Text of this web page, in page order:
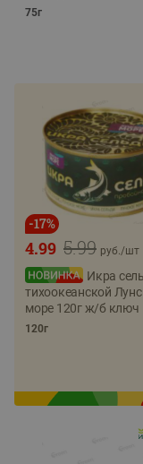
75г
-17%
5.99
4.99 руб./шт
Икра
тихоокеанской
море 120г ж/б ключ
120г